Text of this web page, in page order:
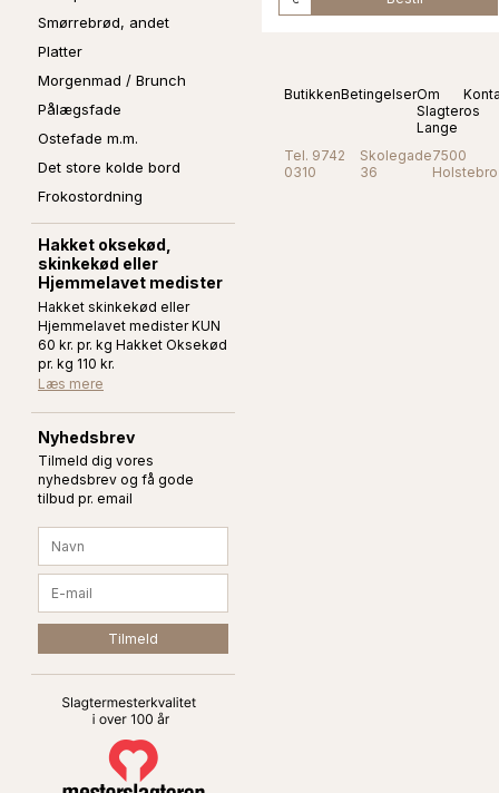
Smørrebrød, andet
Platter
Morgenmad / Brunch
Pålægsfade
Ostefade m.m.
Det store kolde bord
Frokostordning
Hakket oksekød,
skinkekød eller
Hjemmelavet medister
Hakket skinkekød eller
Hjemmelavet medister KUN
60 kr. pr. kg Hakket Oksekød
pr. kg 110 kr.
Læs mere
Nyhedsbrev
Tilmeld dig vores
nyhedsbrev og få gode
tilbud pr. email
ButikkenBetingelserOm
Slagter
Lange
os
Tel. 9742
0310
Skolegade
36
7500
Holstebro